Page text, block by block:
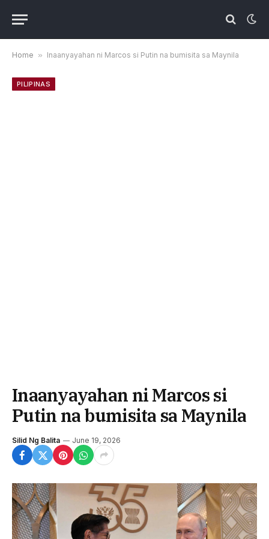
Home » Inaanyayahan ni Marcos si Putin na bumisita sa Maynila
PILIPINAS
Inaanyayahan ni Marcos si
Putin na bumisita sa Maynila
Silid Ng Balita June 19, 2026